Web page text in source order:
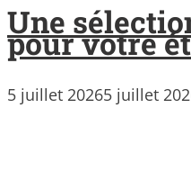
Une
pour votre
5 juillet 20265 juillet